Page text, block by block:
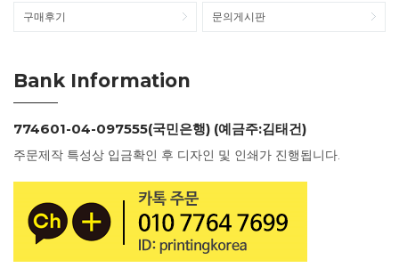
구매후기 문의게시판
Bank Information
774601-04-097555(국민은행) (예금주:김태건)
주문제작 특성상 입금확인 후 디자인 및 인쇄가 진행됩니다.